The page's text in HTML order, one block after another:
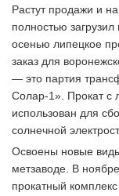
Растут продажи и
полностью
осенью липецкое
заказ для
— это партия
Солар-1». Прокат с
использован для
солнечной
Освоены новые
метзаводе. В
прокатный